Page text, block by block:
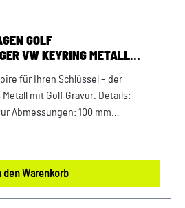
GOLF
VW KEYRING METALL
für Ihren Schlüssel – der
mit Golf Gravur. Details:
Abmessungen: 100 mm
Metall und PU Leder Material:
den Warenkorb